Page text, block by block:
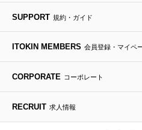
ダウンジャケット・コート
チャーム・ストラップ
トラベルバッグ
ドレスシューズ
ポプリアレンジ＆フレグラ
SUPPORT 規約・ガイド
ITOKIN MEMBERS 会員登録・マイペ
CORPORATE コーポレート
RECRUIT 求人情報